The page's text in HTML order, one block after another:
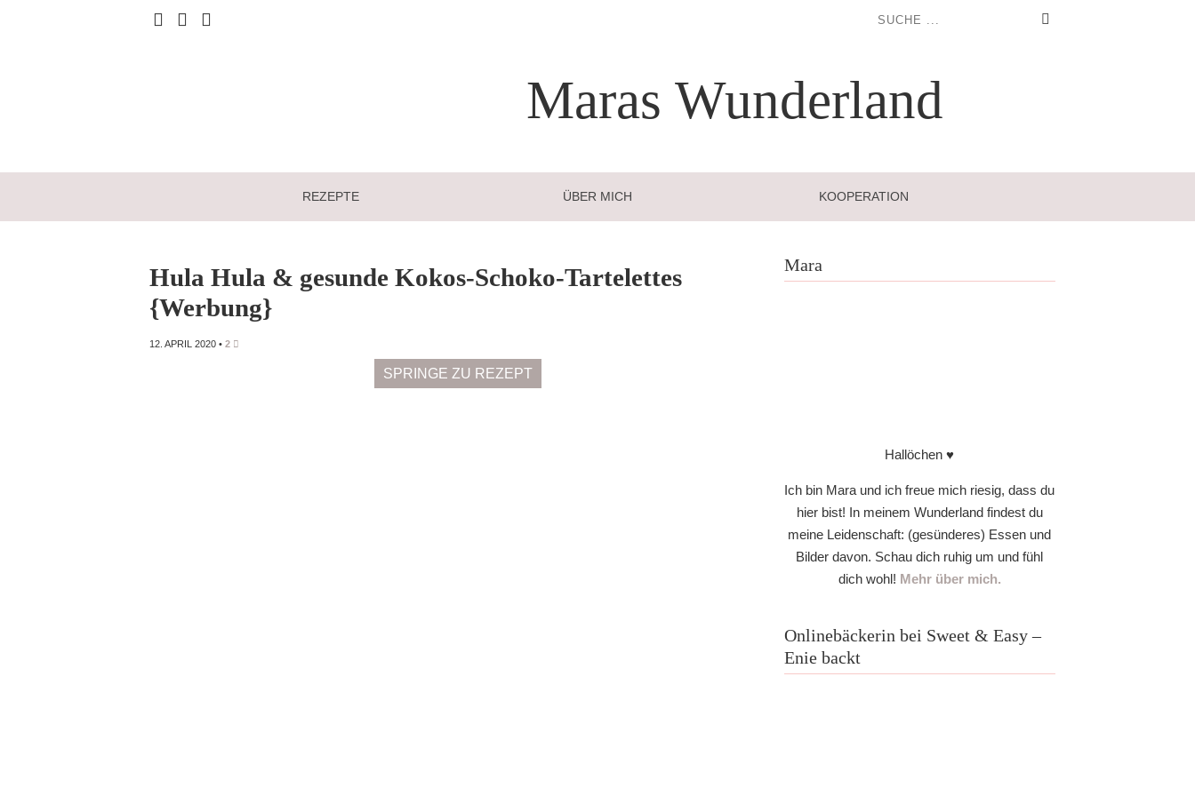
Maras Wunderland
REZEPTE ÜBER MICH KOOPERATION
Hula Hula & gesunde Kokos-Schoko-Tartelettes
{Werbung}
12. APRIL 2020 • 2
SPRINGE ZU REZEPT
Mara
Hallöchen ♥
Ich bin Mara und ich freue mich riesig, dass du
hier bist! In meinem Wunderland findest du
meine Leidenschaft: (gesünderes) Essen und
Bilder davon. Schau dich ruhig um und fühl
dich wohl! Mehr über mich.
Onlinebäckerin bei Sweet & Easy –
Enie backt